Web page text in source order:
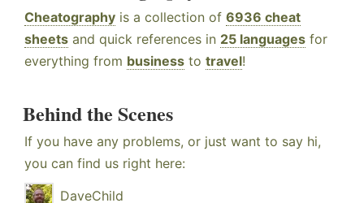
Cheatography is a collection of 6936 cheat
sheets and quick references in 25 languages for
everything from business to travel!
Behind the Scenes
If you have any problems, or just want to say hi,
you can find us right here:
DaveChild